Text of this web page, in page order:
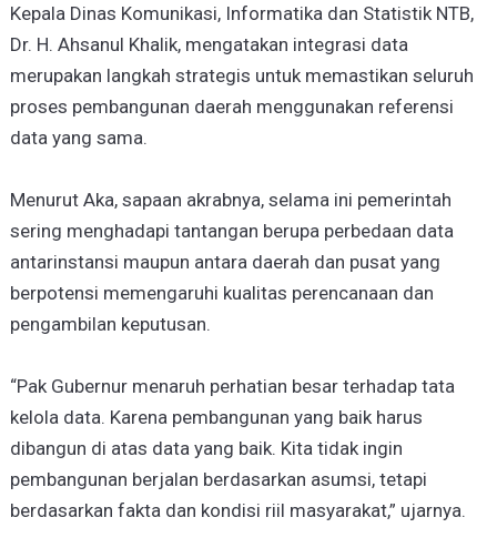
Kepala Dinas Komunikasi, Informatika dan Statistik NTB,
Dr. H. Ahsanul Khalik, mengatakan integrasi data
merupakan langkah strategis untuk memastikan seluruh
proses pembangunan daerah menggunakan referensi
data yang sama.
Menurut Aka, sapaan akrabnya, selama ini pemerintah
sering menghadapi tantangan berupa perbedaan data
antarinstansi maupun antara daerah dan pusat yang
berpotensi memengaruhi kualitas perencanaan dan
pengambilan keputusan.
“Pak Gubernur menaruh perhatian besar terhadap tata
kelola data. Karena pembangunan yang baik harus
dibangun di atas data yang baik. Kita tidak ingin
pembangunan berjalan berdasarkan asumsi, tetapi
berdasarkan fakta dan kondisi riil masyarakat,” ujarnya.